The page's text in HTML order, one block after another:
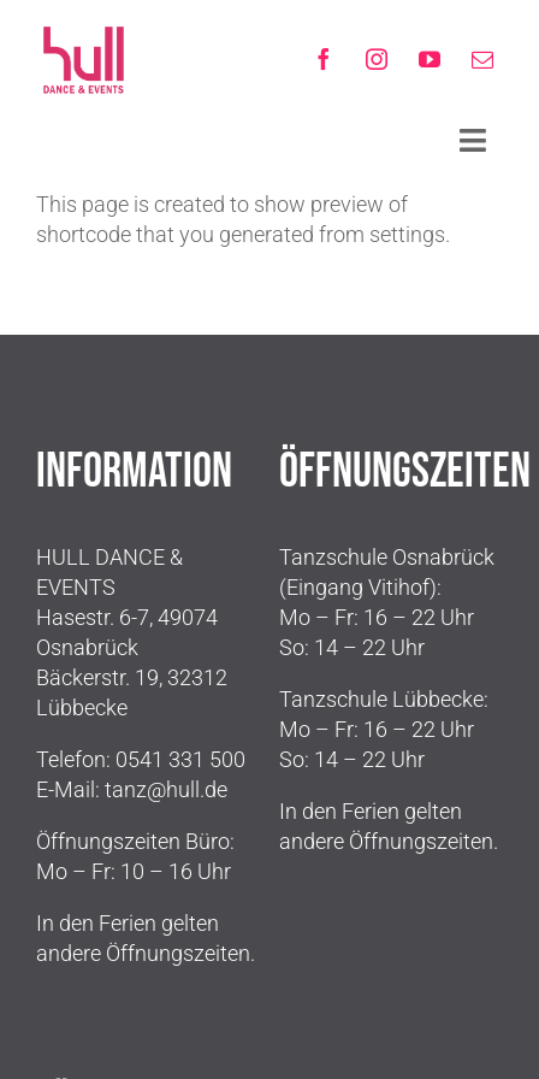
Inhalt
springen
Toggle
STUNDENPLÄNE
EVENTS
Kontakt & Anfahrt
This page is created to show preview of
shortcode that you generated from settings.
INFORMATION
HULL DANCE &
EVENTS
Hasestr. 6-7, 49074
Osnabrück
Bäckerstr. 19, 32312
Lübbecke
Telefon: 0541 331 500
E-Mail: tanz@hull.de
Öffnungszeiten Büro:
Mo – Fr: 10 – 16 Uhr
In den Ferien gelten
andere Öffnungszeiten.
ÖFFNUNGSZEITEN
Tanzschule Osnabrück
(Eingang Vitihof):
Mo – Fr: 16 – 22 Uhr
So: 14 – 22 Uhr
Tanzschule Lübbecke:
Mo – Fr: 16 – 22 Uhr
So: 14 – 22 Uhr
In den Ferien gelten
andere Öffnungszeiten.